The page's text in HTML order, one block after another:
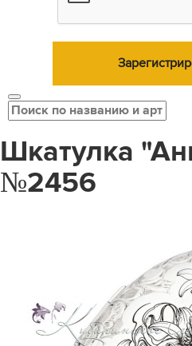
Шкатулка
№2456